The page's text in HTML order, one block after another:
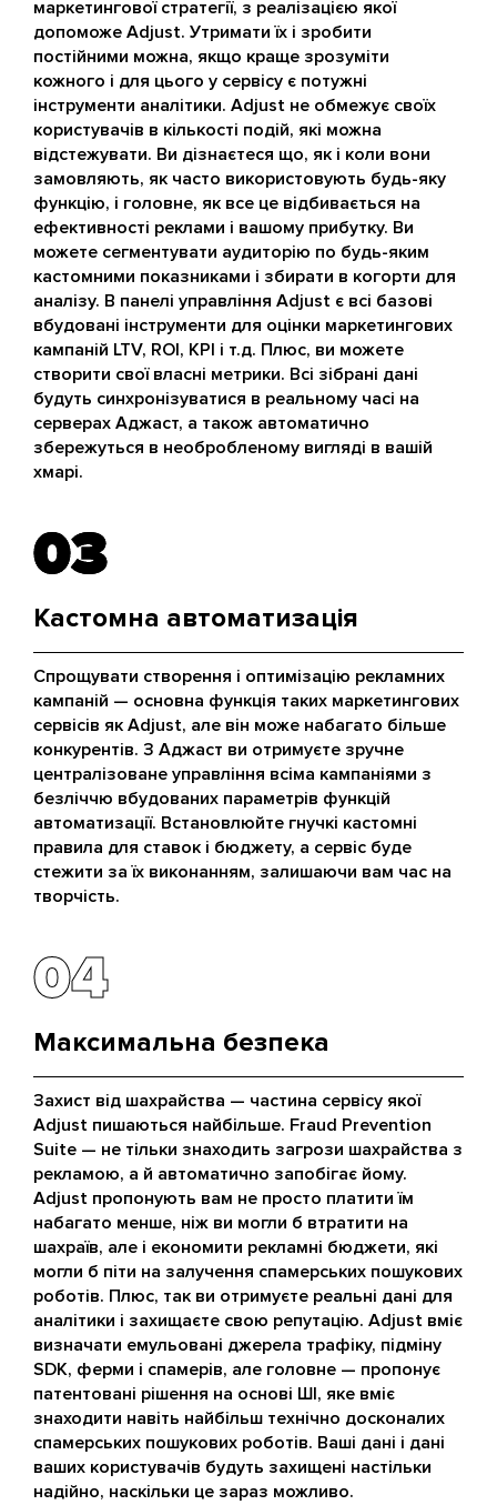
маркетингової стратегії, з реалізацією якої
допоможе Adjust. Утримати їх і зробити
постійними можна, якщо краще зрозуміти
кожного і для цього у сервісу є потужні
інструменти аналітики. Adjust не обмежує своїх
користувачів в кількості подій, які можна
відстежувати. Ви дізнаєтеся що, як і коли вони
замовляють, як часто використовують будь-яку
функцію, і головне, як все це відбивається на
ефективності реклами і вашому прибутку. Ви
можете сегментувати аудиторію по будь-яким
кастомними показниками і збирати в когорти для
аналізу. В панелі управління Adjust є всі базові
вбудовані інструменти для оцінки маркетингових
кампаній LTV, ROI, KPI і т.д. Плюс, ви можете
створити свої власні метрики. Всі зібрані дані
будуть синхронізуватися в реальному часі на
серверах Аджаст, а також автоматично
збережуться в необробленому вигляді в вашій
хмарі.
03
03
Кастомна автоматизація
Спрощувати створення і оптимізацію рекламних
кампаній — основна функція таких маркетингових
сервісів як Adjust, але він може набагато більше
конкурентів. З Аджаст ви отримуєте зручне
централізоване управління всіма кампаніями з
безліччю вбудованих параметрів функцій
автоматизації. Встановлюйте гнучкі кастомні
правила для ставок і бюджету, а сервіс буде
стежити за їх виконанням, залишаючи вам час на
творчість.
04
04
Максимальна безпека
Захист від шахрайства — частина сервісу якої
Adjust пишаються найбільше. Fraud Prevention
Suite — не тільки знаходить загрози шахрайства з
рекламою, а й автоматично запобігає йому.
Adjust пропонують вам не просто платити їм
набагато менше, ніж ви могли б втратити на
шахраїв, але і економити рекламні бюджети, які
могли б піти на залучення спамерських пошукових
роботів. Плюс, так ви отримуєте реальні дані для
аналітики і захищаєте свою репутацію. Adjust вміє
визначати емульовані джерела трафіку, підміну
SDK, ферми і спамерів, але головне — пропонує
патентовані рішення на основі ШІ, яке вміє
знаходити навіть найбільш технічно досконалих
спамерських пошукових роботів. Ваші дані і дані
ваших користувачів будуть захищені настільки
надійно, наскільки це зараз можливо.